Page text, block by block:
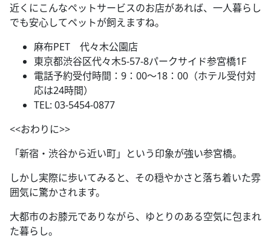
近くにこんなペットサービスのお店があれば、一人暮らし
でも安心してペットが飼えますね。
麻布PET 代々木公園店
東京都渋谷区代々木5-57-8パークサイド参宮橋1F
電話予約受付時間：9：00～18：00（ホテル受付対
応は24時間）
TEL: 03-5454-0877
<<おわりに>>
「新宿・渋谷から近い町」という印象が強い参宮橋。
しかし実際に歩いてみると、その穏やかさと落ち着いた雰
囲気に驚かされます。
大都市のお膝元でありながら、ゆとりのある空気に包まれ
た暮らし。